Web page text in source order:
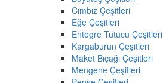
Cımbız Çeşitleri
Eğe Çeşitleri
Entegre Tutucu Çeşitleri
Kargaburun Çeşitleri
Maket Bıçağı Çeşitleri
Mengene Çeşitleri